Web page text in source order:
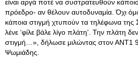
είναι αργά ποτέ να συστρατευθούν
πρόεδρο- αν θέλουν αυτοδυναμία. Όχι
κάποια στιγμή χτυπούν τα τηλέφωνα
λένε ‘φίλε βάλε λίγο πλάτη’. Την πλάτη
στιγμή…», δήλωσε μιλώντας στον ΑΝΤ1
Ψωμιάδης.